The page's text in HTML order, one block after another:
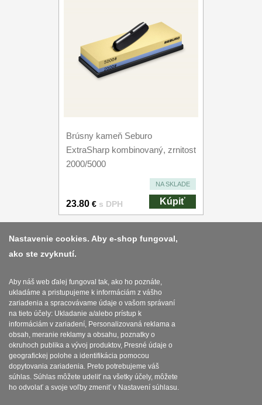
Brúsny kameň Seburo
ExtraSharp kombinovaný, zrnitost
2000/5000
NA SKLADE
23.80 € s DPH Kúpiť
Platba a dodávka
Obchodní podmínky
Zasady zpracovani osobnich udaju
Reklamační řád
Nastavenie cookies. Aby e-shop fungoval,
ako ste zvyknutí.
Aby náš web ďalej fungoval tak, ako ho poznáte,
ukladáme a pristupujeme k informáciám z vášho
zariadenia a spracovávame údaje o vašom správaní
na tieto účely: Ukladanie a/alebo prístup k
informáciám v zariadení, Personalizovaná reklama a
obsah, meranie reklamy a obsahu, poznatky o
okruhoch publika a vývoj produktov, Presné údaje o
geografickej polohe a identifikácia pomocou
dopytovania zariadenia. Preto potrebujeme váš
súhlas. Súhlas môžete udeliť na všetky účely, môžete
ho odvolať a svoje voľby zmeniť v Nastavení súhlasu.